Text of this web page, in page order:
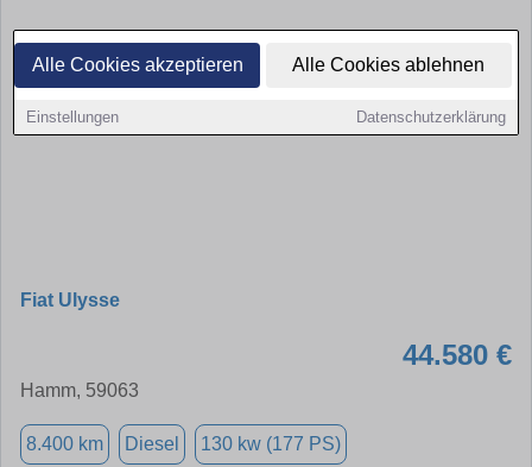
Alle Cookies akzeptieren Alle Cookies ablehnen
Einstellungen Datenschutzerklärung
Fiat Ulysse
44.580 €
Hamm, 59063
8.400 km Diesel 130 kw (177 PS)